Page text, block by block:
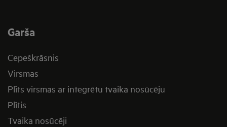
Garša
Cepeškrāsnis
Virsmas
Plīts virsmas ar integrētu tvaika nosūcēju
Plītis
Tvaika nosūcēji